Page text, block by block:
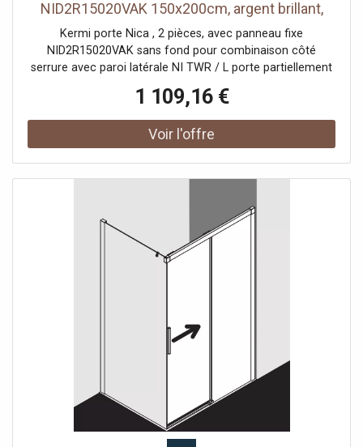
NID2R15020VAK 150x200cm, argent brillant,
verre de sécurité trempé, à droite, sur receveur
de douche
Kermi porte Nica , 2 pièces, avec panneau fixe
NID2R15020VAK sans fond pour combinaison côté
serrure avec paroi latérale NI TWR / L porte partiellement
encadrée avec un segment de porte coulissante
ouverture d'un côté avec un champ fixe Vitrage avec
verre de sécurité trempé 6 mm selon DIN EN 12150 en
option avec revêtement facile d'entretien Profils en
aluminium anodisé Poignées métalliques Possibilité de
et de fermeture en douceur peut être pivoté vers
l'intérieur pour le Reinigung rouleaux de roulement à billes
joint en bande continue et profils d'étanchéité bande
d'étanchéité horizontale avec effet de rebond de l'eau
avec matériel de fixation testé selon DIN EN 14428 (CE) et
PPP 53005 (TÜV / GS)
1 109,16 €